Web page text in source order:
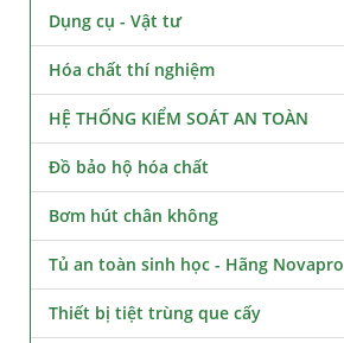
Dụng cụ - Vật tư
Hóa chất thí nghiệm
HỆ THỐNG KIỂM SOÁT AN TOÀN
Đồ bảo hộ hóa chất
Bơm hút chân không
Tủ an toàn sinh học - Hãng Novapro
Thiết bị tiệt trùng que cấy